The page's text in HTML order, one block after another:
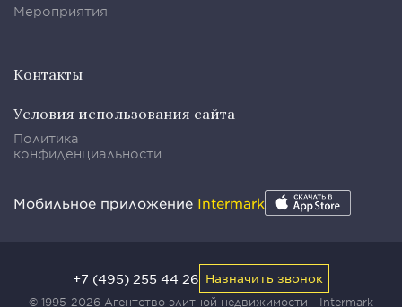
Мероприятия
Контакты
Условия использования сайта
Политика
конфиденциальности
Мобильное приложение Intermark
© 1995-2026 Агентство элитной недвижимости - Intermark
+7 (495) 255 44 26 Назначить звонок